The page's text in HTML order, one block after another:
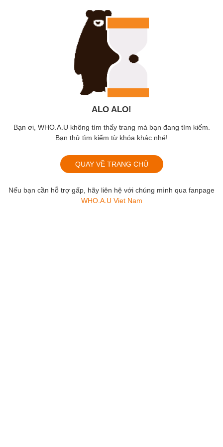
ALO ALO!
Bạn ơi, WHO.A.U không tìm thấy trang mà bạn đang tìm kiếm.
Bạn thử tìm kiếm từ khóa khác nhé!
QUAY VỀ TRANG CHỦ
Nếu bạn cần hỗ trợ gấp, hãy liên hệ với chúng mình qua fanpage
WHO.A.U Viet Nam